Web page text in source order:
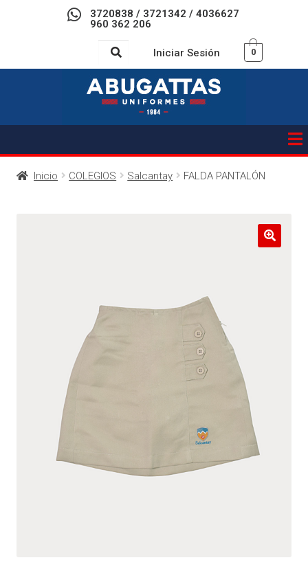
3720838 / 3721342 / 4036627
960 362 206
Iniciar Sesión 0
Inicio COLEGIOS Salcantay FALDA PANTALÓN